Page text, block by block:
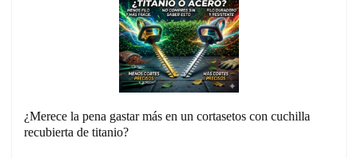
¿Merece la pena gastar más en un cortasetos con cuchilla
recubierta de titanio?